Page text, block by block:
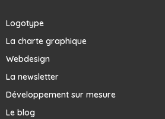
Logotype
La charte graphique
Webdesign
La newsletter
Développement sur mesure
Le blog